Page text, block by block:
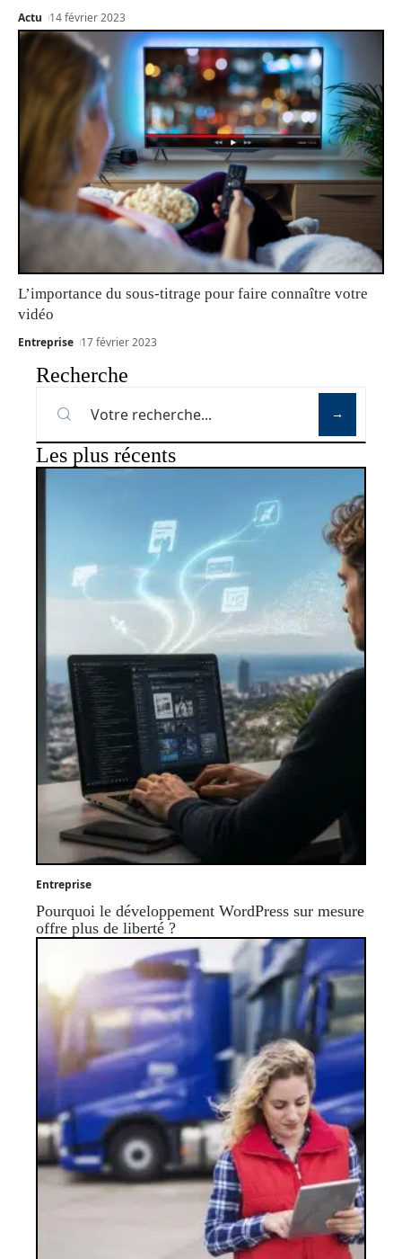
Actu 14 février 2023
L’importance du sous-titrage pour faire connaître votre
vidéo
Entreprise 17 février 2023
Recherche
Les plus récents
Entreprise
Pourquoi le développement WordPress sur mesure
offre plus de liberté ?